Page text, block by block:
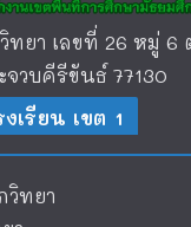
ทยา เลขที่ 26 หมู่ 6
วบคีรีขันธ์ 77130
เรียน เขต 1
วิทยา